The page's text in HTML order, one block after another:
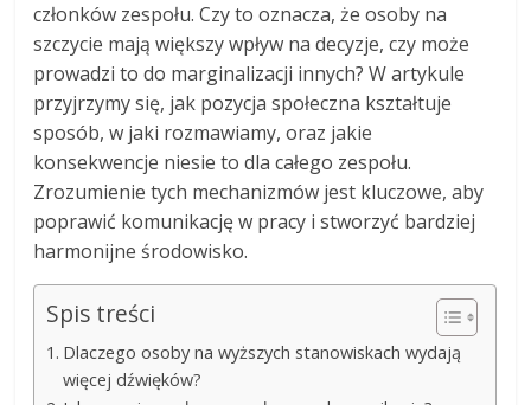
członków zespołu. Czy to oznacza, że osoby na
szczycie mają większy wpływ na decyzje, czy może
prowadzi to do marginalizacji innych? W artykule
przyjrzymy się, jak pozycja społeczna kształtuje
sposób, w jaki rozmawiamy, oraz jakie
konsekwencje niesie to dla całego zespołu.
Zrozumienie tych mechanizmów jest kluczowe, aby
poprawić komunikację w pracy i stworzyć bardziej
harmonijne środowisko.
Spis treści
Dlaczego osoby na wyższych stanowiskach wydają
więcej dźwięków?